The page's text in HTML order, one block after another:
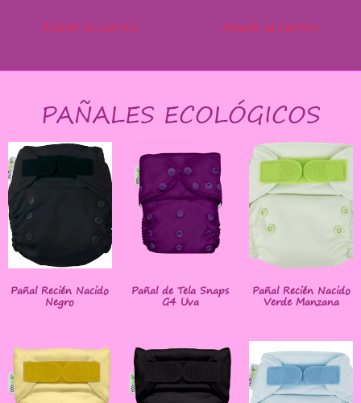
Añadir al carrito Añadir al carrito
PAÑALES ECOLÓGICOS
Pañal Recién Nacido
Negro
Pañal de Tela Snaps
G4 Uva
Pañal Recién Nacido
Verde Manzana